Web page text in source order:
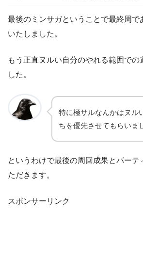
最後のミンサガということで最終周で
いたしました。
もう正直ヌルい自分のやれる範囲での
した。
特に極サルなんかはヌル
ちを優先させてもらいま
というわけで最後の周回成果とパーテ
ただきます。
スポンサーリンク